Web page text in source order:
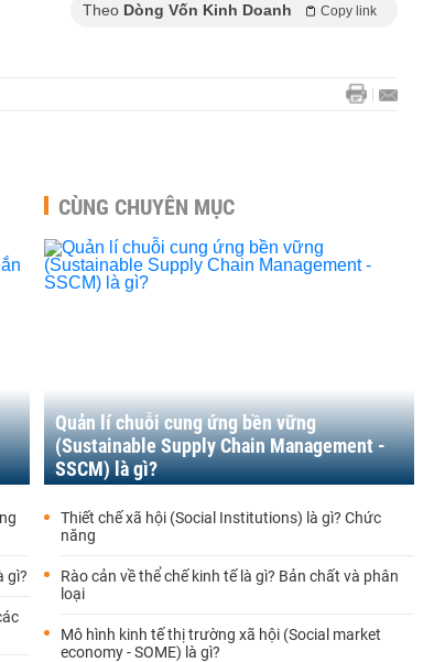
Theo Dòng Vốn Kinh Doanh Copy link
gì?
CÙNG CHUYÊN MỤC
Quản lí chuỗi cung ứng bền vững
(Sustainable Supply Chain Management -
SSCM) là gì?
Thiết chế xã hội (Social Institutions) là gì? Chức
năng
Rào cản về thể chế kinh tế là gì? Bản chất và phân
loại
Mô hình kinh tế thị trường xã hội (Social market
economy - SOME) là gì?